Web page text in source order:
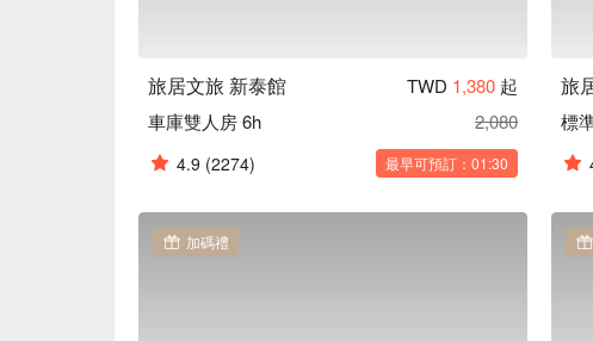
旅居文旅 新泰館 TWD 1,380 起
車庫雙人房 6h
2,080
4.9 (2274) 最早可預訂：01:30
旅
標
加碼禮